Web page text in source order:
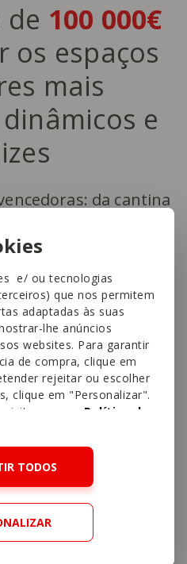
e/ ou tecnologias
que nos permitem
adaptadas às suas
lhe anúncios
websites. Para garantir
de compra, clique em
rejeitar ou escolher
clique em "Personalizar".
a nossa Política de
TODOS
100 000€
os espaços
mais
e
da cantina
de Viana do
Açores.